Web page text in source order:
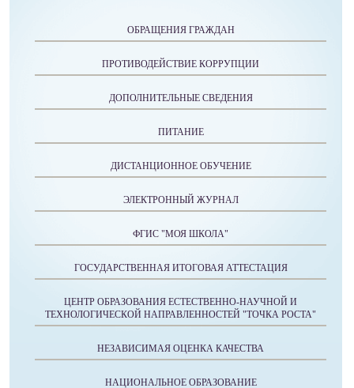
ОБРАЩЕНИЯ ГРАЖДАН
ПРОТИВОДЕЙСТВИЕ КОРРУПЦИИ
ДОПОЛНИТЕЛЬНЫЕ СВЕДЕНИЯ
ПИТАНИЕ
ДИСТАНЦИОННОЕ ОБУЧЕНИЕ
ЭЛЕКТРОННЫЙ ЖУРНАЛ
ФГИС "МОЯ ШКОЛА"
ГОСУДАРСТВЕННАЯ ИТОГОВАЯ АТТЕСТАЦИЯ
ЦЕНТР ОБРАЗОВАНИЯ ЕСТЕСТВЕННО-НАУЧНОЙ И
ТЕХНОЛОГИЧЕСКОЙ НАПРАВЛЕННОСТЕЙ "ТОЧКА РОСТА"
НЕЗАВИСИМАЯ ОЦЕНКА КАЧЕСТВА
НАЦИОНАЛЬНОЕ ОБРАЗОВАНИЕ